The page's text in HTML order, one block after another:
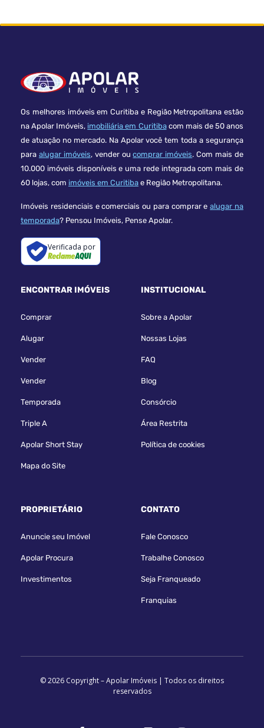
Os melhores imóveis em Curitiba e Região Metropolitana estão
na Apolar Imóveis, imobiliária em Curitibacom mais de 50 anos
de atuação no mercado. Na Apolar você tem toda a segurança
para alugar imóveis, vender oucomprar imóveis. Com mais de
10.000 imóveis disponíveis e uma rede integrada com mais de
60 lojas, com imóveis em Curitiba e Região Metropolitana.
Imóveis residenciais e comerciais ou para comprar ealugar na
temporada? Pensou Imóveis, Pense Apolar.
Verificada por
ENCONTRAR IMÓVEIS
Comprar
Alugar
Vender
Vender
Temporada
Triple A
Apolar Short Stay
Mapa do Site
INSTITUCIONAL
Sobre a Apolar
Nossas Lojas
FAQ
Blog
Consórcio
Área Restrita
Política de cookies
PROPRIETÁRIO
Anuncie seu Imóvel
Apolar Procura
Investimentos
CONTATO
Fale Conosco
Trabalhe Conosco
Seja Franqueado
Franquias
© 2026 Copyright – Apolar Imóveis | Todos os direitos
reservados